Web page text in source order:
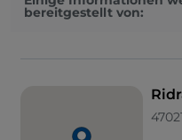
bereitgestellt von: